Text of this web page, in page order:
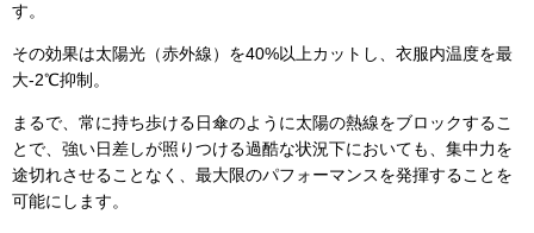
す。
その効果は太陽光（赤外線）を40%以上カットし、衣服内温度を最
大-2℃抑制。
まるで、常に持ち歩ける日傘のように太陽の熱線をブロックするこ
とで、 強い日差しが照りつける過酷な状況下においても、集中力を
途切れさせることなく、最大限のパフォーマンスを発揮することを
可能にします。